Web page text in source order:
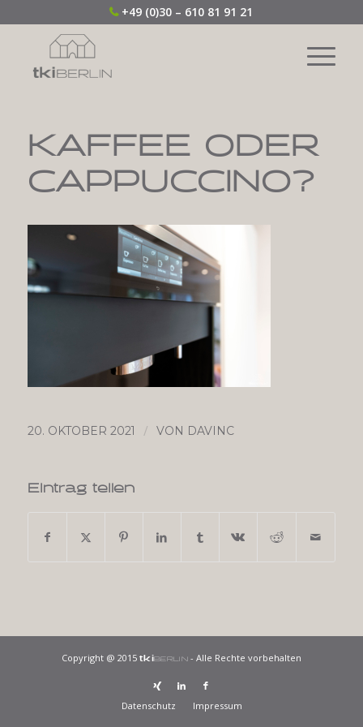
+49 (0)30 – 610 81 91 21
KAFFEE ODER
CAPPUCCINO?
20. OKTOBER 2021 / VON DAVINC
Eintrag teilen
Copyright @ 2015 tkiBERLIN - Alle Rechte vorbehalten
Datenschutz Impressum